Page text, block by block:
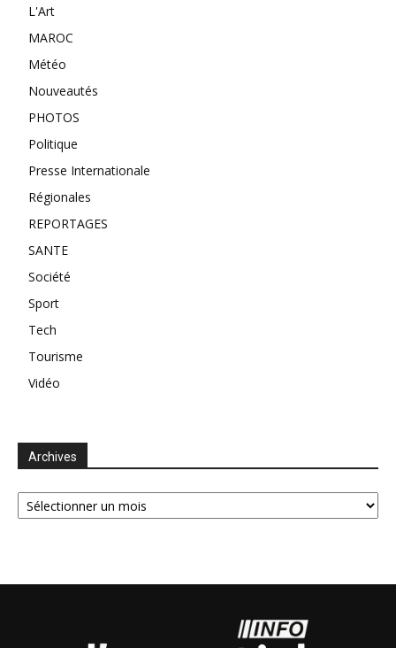
L'Art
MAROC
Météo
Nouveautés
PHOTOS
Politique
Presse Internationale
Régionales
REPORTAGES
SANTE
Société
Sport
Tech
Tourisme
Vidéo
Archives
Archives